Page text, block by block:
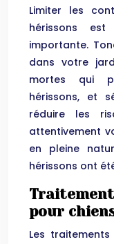
Limiter les
hérissons
importante.
dans votre
mortes qui
hérissons, et
réduire les
attentivement
en pleine
hérissons ont
pour
Les